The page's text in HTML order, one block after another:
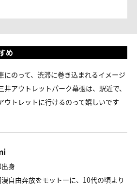
め
にのって、渋滞に巻き込まれるイメージ
アウトレットパーク幕張は、駅近で、
ウトレットに行けるのって嬉しいです
身
自由奔放をモットーに、10代の頃より